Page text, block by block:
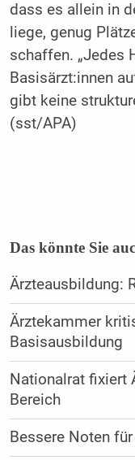
dass es allein in
liege, genug
schaffen. „Jedes
Basisärzt:innen
gibt keine
(sst/APA)
Das könnte Sie
Ärzteausbildung:
Ärztekammer
Basisausbildung
Nationalrat fixiert
Bereich
Bessere Noten